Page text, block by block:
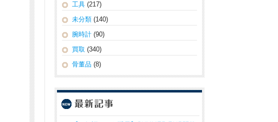
工具 (217)
未分類 (140)
腕時計 (90)
買取 (340)
骨董品 (8)